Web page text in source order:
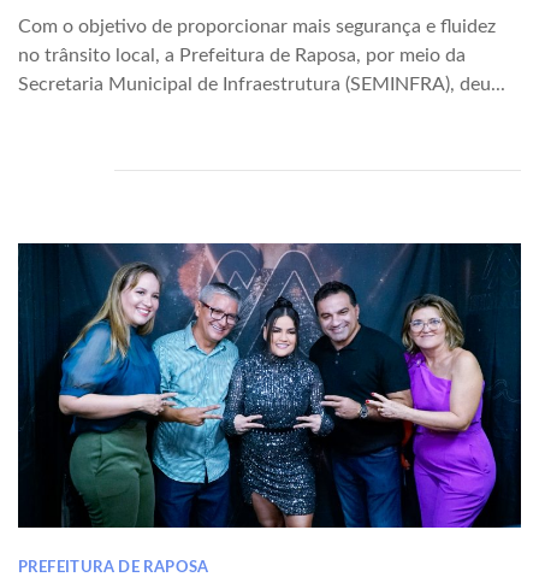
Com o objetivo de proporcionar mais segurança e fluidez
no trânsito local, a Prefeitura de Raposa, por meio da
Secretaria Municipal de Infraestrutura (SEMINFRA), deu...
PREFEITURA DE RAPOSA